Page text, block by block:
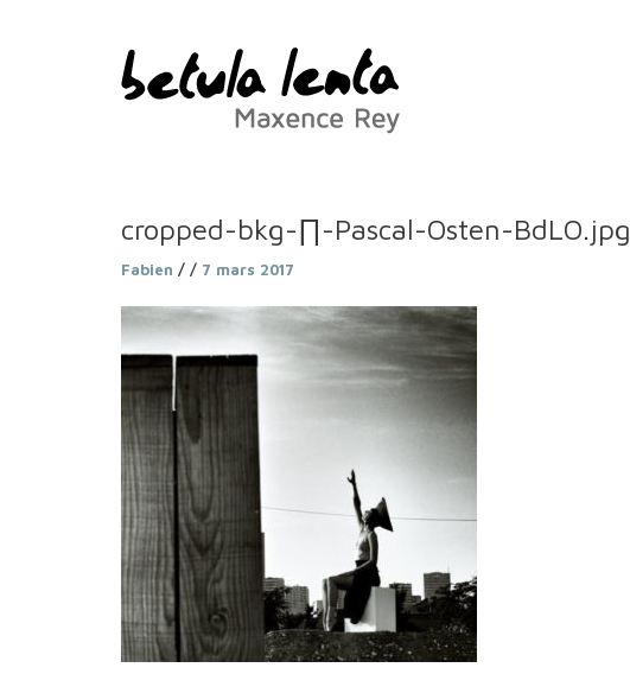
cropped-bkg-∏-Pascal-Osten-BdLO.jpg
Fabien / / 7 mars 2017